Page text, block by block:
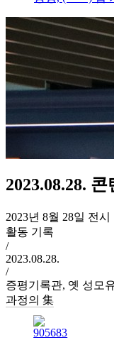
2023.08.28. 콘
2023년 8월 28일 전
활동 기록
/
2023.08.28.
/
증평기록관, 옛 성모
과정의 集